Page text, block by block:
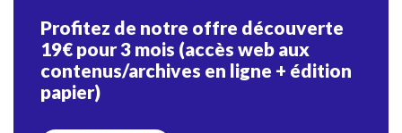
Profitez de notre offre découverte
19€ pour 3 mois (accès web aux
contenus/archives en ligne + édition
papier)